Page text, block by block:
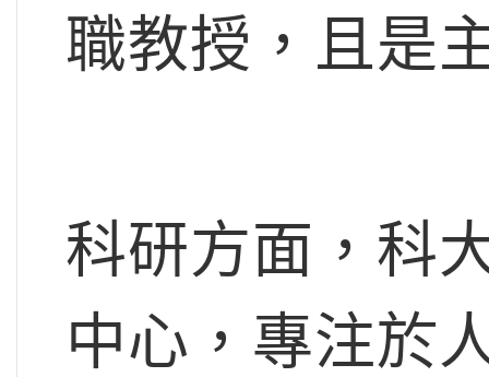
職教授，且是
科研方面，科
中心，專注於